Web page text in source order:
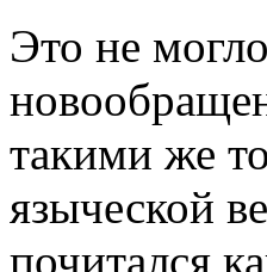
Это не
такими же
языческой
почитался